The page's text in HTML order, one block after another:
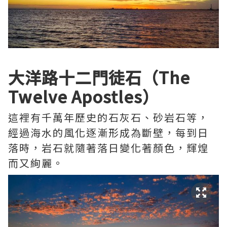
大洋路十二門徒石（The
Twelve Apostles）​
這裡有千萬年歷史的石灰石、砂岩石等，
經過海水的風化逐漸形成為斷壁，每到日
落時，岩石就隨著落日變化著顏色，輝煌
而又絢麗。